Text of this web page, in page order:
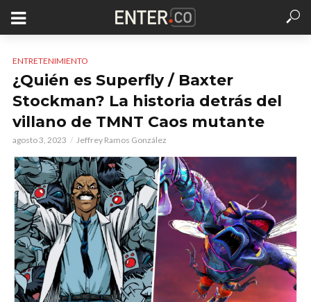
ENTRETENIMIENTO
¿Quién es Superfly / Baxter
Stockman? La historia detrás del
villano de TMNT Caos mutante
agosto 3, 2023 Jeffrey Ramos González